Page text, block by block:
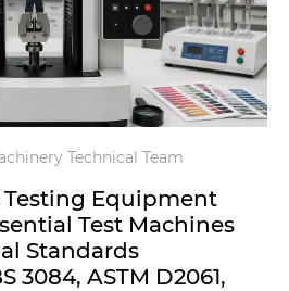
Technical Team
Equipment
Test Machines
Standards
3084, ASTM D2061,